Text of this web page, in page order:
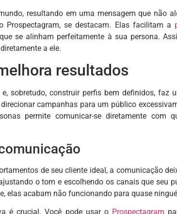
resultando em uma mensagem que não
Prospectagram, se destacam. Elas facilitam a
se alinham perfeitamente à sua persona.
a ele.
resultados
sobretudo, construir perfis bem definidos, faz
campanhas para um público
permite comunicar-se diretamente com
de seu cliente ideal, a comunicação
o tom e escolhendo os canais que seu
elas acabam não funcionando para quase
é crucial. Você pode usar o Prospectagram